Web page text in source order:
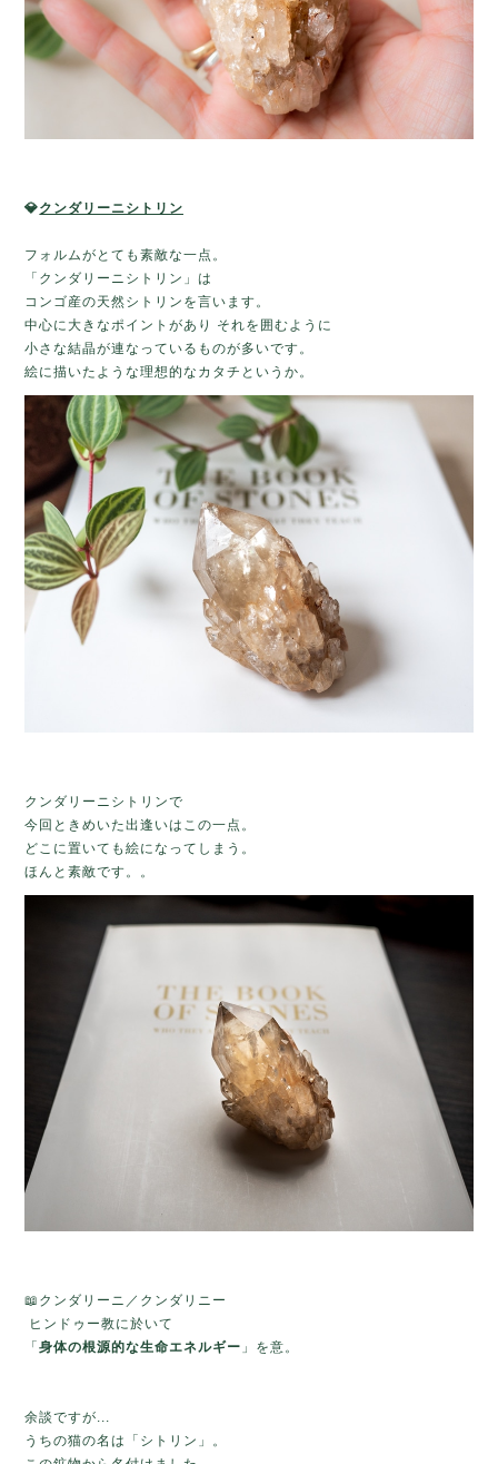
💎クンダリーニシトリン
フォルムがとても素敵な一点。
「クンダリーニシトリン」は
コンゴ産の天然シトリンを言います。
中心に大きなポイントがあり それを囲むように
小さな結晶が連なっているものが多いです。
絵に描いたような理想的なカタチというか。
クンダリーニシトリンで
今回ときめいた出逢いはこの一点。
どこに置いても絵になってしまう。
ほんと素敵です。。
📖クンダリーニ／クンダリニー
ヒンドゥー教に於いて
「身体の根源的な生命エネルギー 」を意。
余談ですが...
うちの猫の名は「シトリン」。